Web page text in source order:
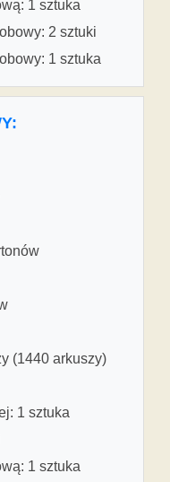
1 sztuka
2 sztuki
1 sztuka
(1440 arkuszy)
1 sztuka
1 sztuka